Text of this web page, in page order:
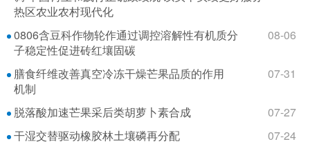
热区农业农村现代化
0806含豆科作物轮作通过调控溶解性有机质分
子稳定性促进砖红壤固碳
08-06
膳食纤维改善真空冷冻干燥芒果品质的作用
机制
07-31
脱落酸加速芒果采后类胡萝卜素合成
07-27
干湿交替驱动橡胶林土壤磷再分配
07-24